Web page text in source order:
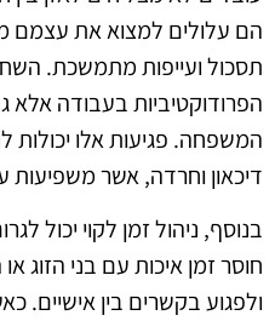
הם עלולים למצוא את עצמם
תסכול ועייפות מתמשכת.
הפרודוקטיביות בעבודה
המשפחה. פגיעות אלו יכולות
דיכאון וחרדה, אשר
בנוסף, ניהול זמן לקוי יכול
חוסר זמן איכות עם בני הזוג
ולפגוע בקשרים בין אישיים.